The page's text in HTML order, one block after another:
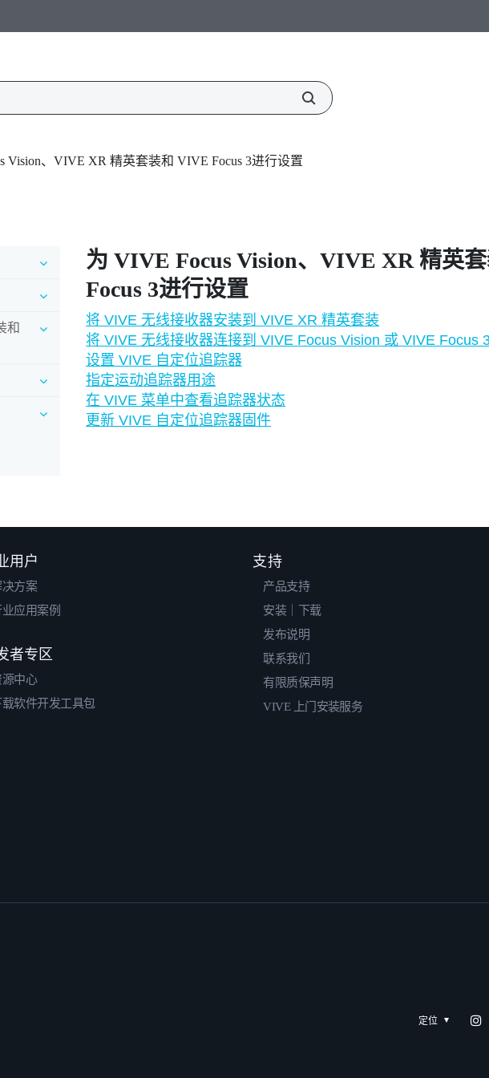
Vision、VIVE XR 精英套装和 VIVE Focus 3进行设置
和
为 VIVE Focus Vision、 VIVE XR 精英
Focus 3进行设置
将 VIVE 无线接收器安装到 VIVE XR 精英套装
将 VIVE 无线接收器连接到 VIVE Focus Vision 或 VIVE Focus
设置 VIVE 自定位追踪器
指定运动追踪器用途
在 VIVE 菜单中查看追踪器状态
更新 VIVE 自定位追踪器固件
用户
决方案
应用案例
者专区
源中心
载软件开发工具包
支持
产品支持
安装｜下载
发布说明
联系我们
有限质保声明
VIVE 上门安装服务
定位